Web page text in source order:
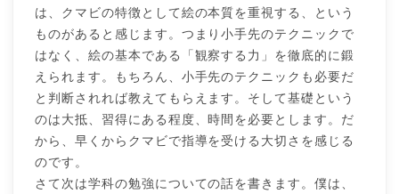
は、クマビの特徴として絵の本質を重視する、という
ものがあると感じます。つまり小手先のテクニックで
はなく、絵の基本である「観察する力」を徹底的に鍛
えられます。もちろん、小手先のテクニックも必要だ
と判断されれば教えてもらえます。そして基礎という
のは大抵、習得にある程度、時間を必要とします。だ
から、早くからクマビで指導を受ける大切さを感じる
のです。
さて次は学科の勉強についての話を書きます。僕は、